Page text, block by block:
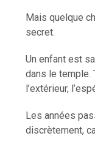
Mais quelque
secret.
Un enfant est
dans le temple.
l’extérieur,
Les années
discrètement,